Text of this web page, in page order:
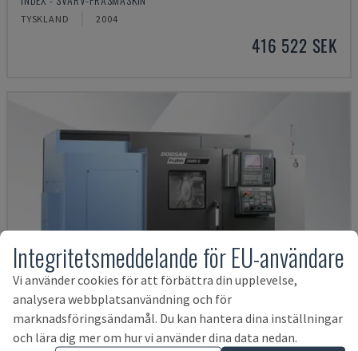
TYSKLAND 2004
416 522 SEK
Integritetsmeddelande för EU-användare
Vi använder cookies för att förbättra din upplevelse,
analysera webbplatsanvändning och för
marknadsföringsändamål. Du kan hantera dina inställningar
och lära dig mer om hur vi använder dina data nedan.